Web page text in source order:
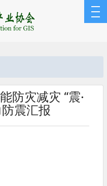
防灾减灾 “震·
震汇报